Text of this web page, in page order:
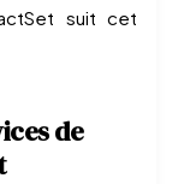
suit cet
de